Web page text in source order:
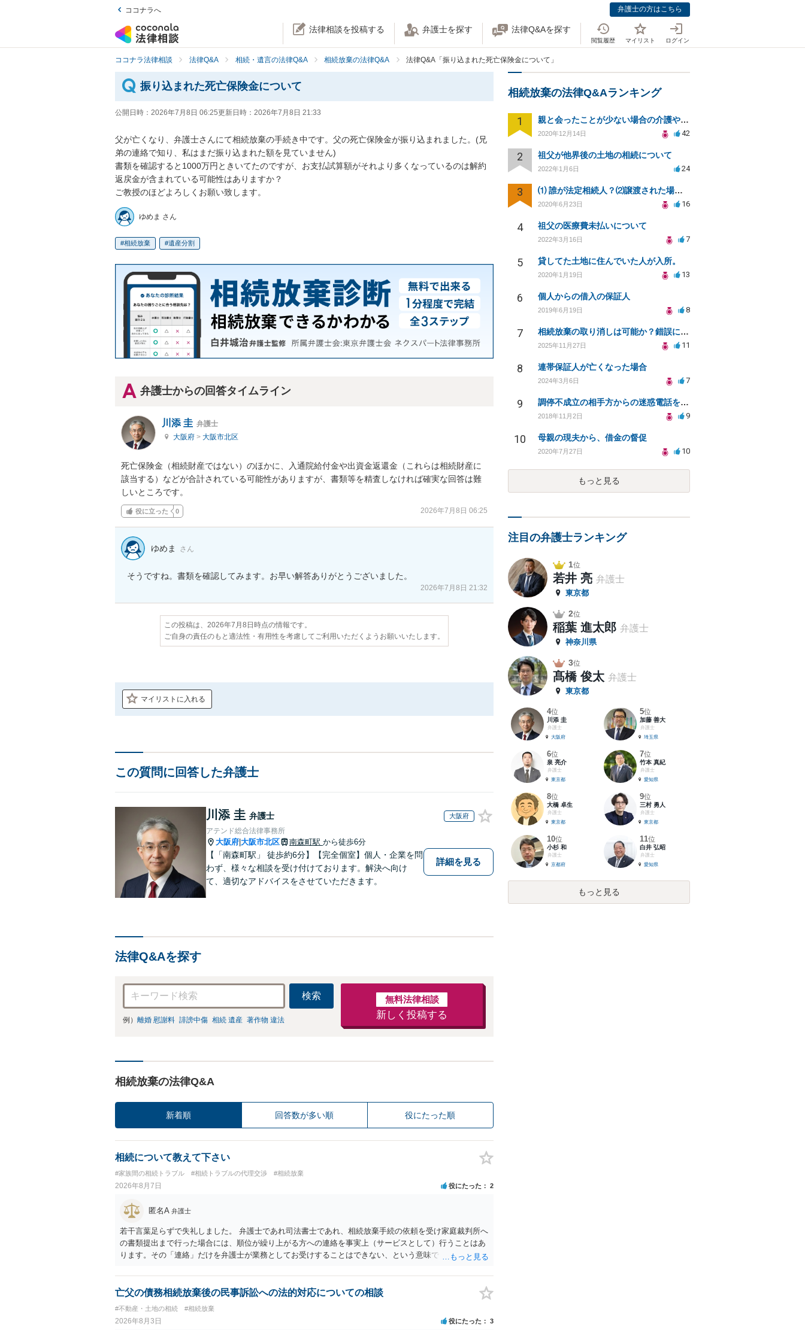
ココナラへ 弁護士の方はこちら
法律相談を投稿する 弁護士を探す 法律Q&Aを探す
閲覧履歴 マイリスト ログイン
ココナラ法律相談 法律Q&A 相続・遺言の法律Q&A 相続放棄の法律Q&A 法律Q&A「振り込まれた死亡保険金について」
振り込まれた死亡保険金について
公開日時： 2026年7月8日 06:25更新日時： 2026年7月8日 21:33
父が亡くなり、弁護士さんにて相続放棄の手続き中です。父の死亡保険金が振り込まれました。(兄
弟の連絡で知り、私はまだ振り込まれた額を見ていません)
書類を確認すると1000万円ときいてたのですが、お支払試算額がそれより多くなっているのは解約
返戻金が含まれている可能性はありますか？
ご教授のほどよろしくお願い致します。
ゆめま さん
相続放棄 遺産分割
弁護士からの回答タイムライン
川添 圭 弁護士
大阪府 > 大阪市北区
死亡保険金（相続財産ではない）のほかに、入通院給付金や出資金返還金（これらは相続財産に
該当する）などが合計されている可能性がありますが、書類等を精査しなければ確実な回答は難
しいところです。
役に立った 0 2026年7月8日 06:25
ゆめま さん
そうですね。書類を確認してみます。お早い解答ありがとうございました。
2026年7月8日 21:32
この投稿は、2026年7月8日時点の情報です。
ご自身の責任のもと適法性・有用性を考慮してご利用いただくようお願いいたします。
マイリストに入れる
この質問に回答した弁護士
川添 圭 弁護士 大阪府
アテンド総合法律事務所
大阪府 大阪市北区 南森町駅 から徒歩6分
【「南森町駅」 徒歩約6分】【完全個室】個人・企業を問
わず、様々な相談を受け付けております。解決へ向け
て、適切なアドバイスをさせていただきます。
詳細を見る
法律Q&Aを探す
検索
例） 離婚 慰謝料 誹謗中傷 相続 遺産 著作物 違法
無料法律相談
新しく投稿する
相続放棄の法律Q&A
新着順 回答数が多い順 役にたった順
相続について教えて下さい
#家族間の相続トラブル #相続トラブルの代理交渉 #相続放棄
2026年8月7日 役にたった 2
匿名A 弁護士
若干言葉足らずで失礼しました。 弁護士であれ司法書士であれ、相続放棄手続の依頼を受け家庭裁判所へ
の書類提出まで行った場合には、順位が繰り上がる方への連絡を事実上（サービスとして）行うことはあ
ります。その「連絡」だけを弁護士が業務としてお受けすることはできない、という意味でした。
亡父の債務相続放棄後の民事訴訟への法的対応についての相談
#不動産・土地の相続 #相続放棄
2026年8月3日 役にたった 3
相続放棄の法律Q&Aランキング
1 親と会ったことが少ない場合の介護や相続の義務について
2020年12月14日 42
2 祖父が他界後の土地の相続について
2022年1月6日 24
3 ⑴ 誰が法定相続人？⑵譲渡された場合の税金？⑶相続放棄後同じ不動産を相続できない？⑷借金返済義務は？
2020年6月23日 16
4 祖父の医療費未払いについて
2022年3月16日 7
5 貸してた土地に住んでいた人が入所。
2020年1月19日 13
6 個人からの借入の保証人
2019年6月19日 8
7 相続放棄の取り消しは可能か？錯誤による誤解が原因で
2025年11月27日 11
8 連帯保証人が亡くなった場合
2024年3月6日 7
9 調停不成立の相手方からの迷惑電話をやめさせることはできますか？
2018年11月2日 9
10 母親の現夫から、借金の督促
2020年7月27日 10
もっと見る
注目の弁護士ランキング
1位
若井 亮 弁護士
東京都
2位
稲葉 進太郎 弁護士
神奈川県
3位
髙橋 俊太 弁護士
東京都
4位
川添 圭
弁護士
大阪府
5位
加藤 善大
弁護士
埼玉県
6位
泉 亮介
弁護士
東京都
7位
竹本 真紀
弁護士
愛知県
8位
大橋 卓生
弁護士
東京都
9位
三村 勇人
弁護士
東京都
10位
小杉 和
弁護士
京都府
11位
白井 弘昭
弁護士
愛知県
もっと見る